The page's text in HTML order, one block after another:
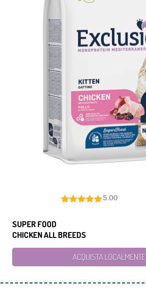
5.00
SUPER FOOD
CHICKEN ALL BREEDS
ACQUISTA LOCALMENTE